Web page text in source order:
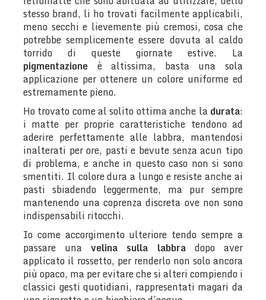
stesso brand, li ho trovati facilmente applicabili,
meno secchi e lievemente più cremosi, cosa che
potrebbe semplicemente essere dovuta al caldo
torrido di queste giornate estive. La
pigmentazioneè altissima, basta una sola
applicazione per ottenere un colore uniforme ed
estremamente pieno.
Ho trovato come al solito ottima anche la durata:
i matte per proprie caratteristiche tendono ad
aderire perfettamente alle labbra, mantendosi
inalterati per ore, pasti e bevute senza acun tipo
di problema, e anche in questo caso non si sono
smentiti. Il colore dura a lungo e resiste anche ai
pasti sbiadendo leggermente, ma pur sempre
mantenendo una coprenza discreta ove non sono
indispensabili ritocchi.
Io come accorgimento ulteriore tendo sempre a
passare unavelina sulla labbradopo aver
applicato il rossetto, per renderlo non solo ancora
più opaco, ma per evitare che si alteri compiendo i
classici gesti quotidiani, rappresentati magari da